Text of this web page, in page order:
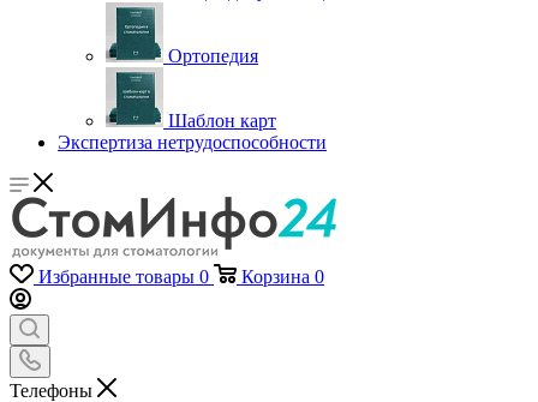
Ортопедия
Шаблон карт
Экспертиза нетрудоспособности
Избранные товары 0 Корзина 0
Телефоны